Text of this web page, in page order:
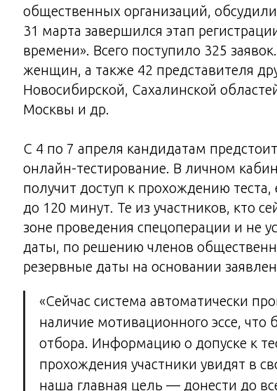
общественных организаций,
31 марта завершился этап
времени». Всего поступило 325
женщин, а также 42 представителя
Новосибирской, Сахалинской
Москвы и др.
С 4 по 7 апреля кандидатам
онлайн-тестирование. В личном
получит доступ к прохождению
до 120 минут. Те из участников, кто
зоне проведения спецоперации и не
даты, по решению членов
резервные даты на основании
«Сейчас система автоматически
наличие мотивационного эссе,
отбора. Информацию о допуске к
прохождения участники увидят в
наша главная цель — донести до